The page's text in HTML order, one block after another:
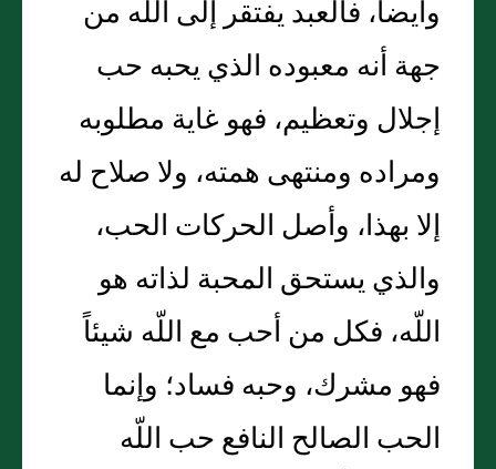
وأيضاً، فالعبد يفتقر إلى اللّه من
جهة أنه معبوده الذي يحبه حب
إجلال وتعظيم، فهو غاية مطلوبه
ومراده ومنتهى همته، ولا صلاح له
إلا بهذا، وأصل الحركات الحب،
والذي يستحق المحبة لذاته هو
اللّه، فكل من أحب مع اللّه شيئاً
فهو مشرك، وحبه فساد؛ وإنما
الحب الصالح النافع حب اللّه